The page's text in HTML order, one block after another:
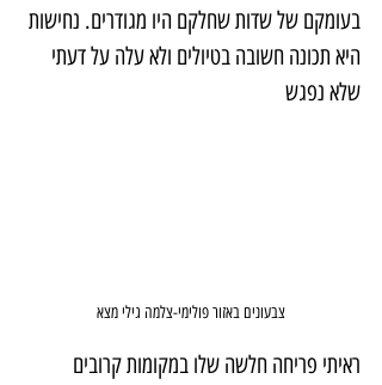
בעומקם של שדות שחלקם היו מגודרים. נחישות
היא תכונה חשובה בטיולים ולא עלה על דעתי
שלא נפגש
צבעונים באזור פולימי-צלמה גילי מצא
ראיתי פריחה חלשה שלו במקומות קרובים